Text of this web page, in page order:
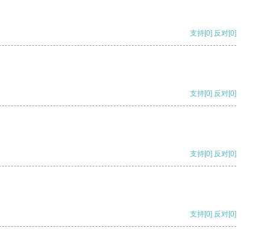
支持[0] 反对[0]
支持[0] 反对[0]
支持[0] 反对[0]
支持[0] 反对[0]